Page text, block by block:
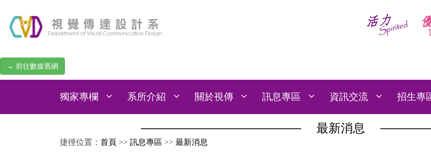
→ 前往數媒舊網
獨家專欄 系所介紹 關於視傳 訊息專區 資訊交流 招生專
最新消息
捷徑位置： 首頁 >> 訊息專區 >> 最新消息